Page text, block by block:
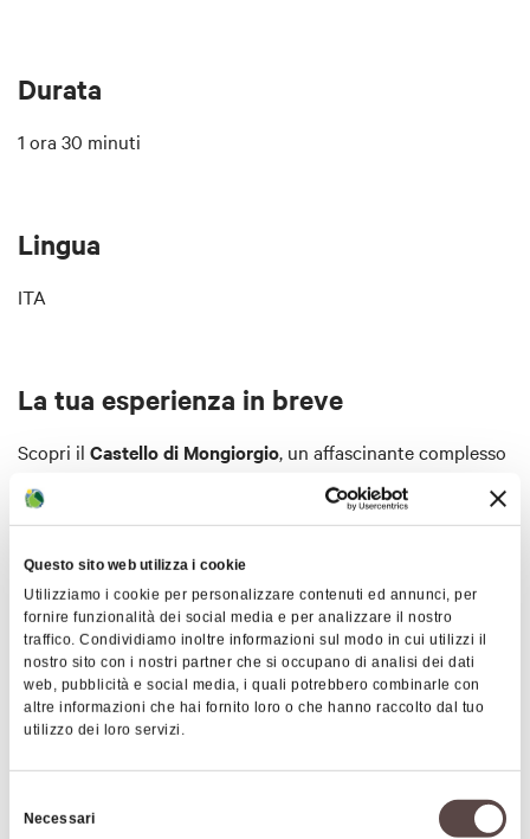
Questo sito web utilizza i cookie
Utilizziamo i cookie per personalizzare contenuti ed annunci, per
fornire funzionalità dei social media e per analizzare il nostro
traffico. Condividiamo inoltre informazioni sul modo in cui utilizzi il
nostro sito con i nostri partner che si occupano di analisi dei dati
web, pubblicità e social media, i quali potrebbero combinarle con
altre informazioni che hai fornito loro o che hanno raccolto dal tuo
utilizzo dei loro servizi.
delNecessari
Durata
1 ora 30 minuti
Lingua
ITA
La tua esperienza in breve
Scopri il Castello di Mongiorgio, un affascinante complesso
medievale risalente al 993 d.C., immerso tra le colline di
Monte San Pietro. Tra mura e chiese secolari, resti di torri e
anni di storia e misteri. Una visita guidata alla scoperta di
uno dei più rari esempi di castello medievale dell'Emilia-
Romagna, oggi al centro di un importante percorso di
recupero e valorizzazione culturale. Un viaggio nel tempo
traarcheologia, memoria e paesaggio.
Mostra altro
Mappa